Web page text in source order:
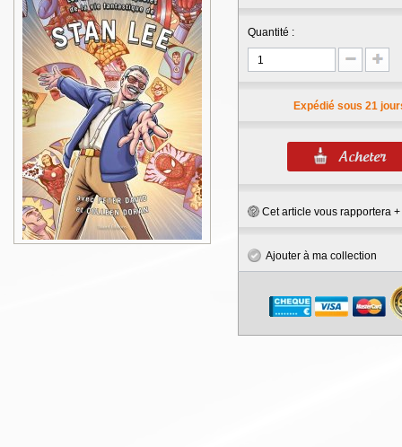
Quantité :
Expédié sous 21
Cet article vous rapportera +
Ajouter à ma collection